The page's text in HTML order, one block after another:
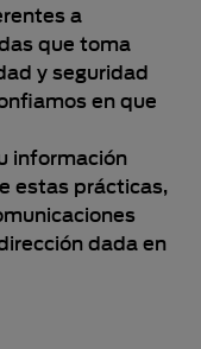
a
que toma
y seguridad
en que
información
estas prácticas,
dada en